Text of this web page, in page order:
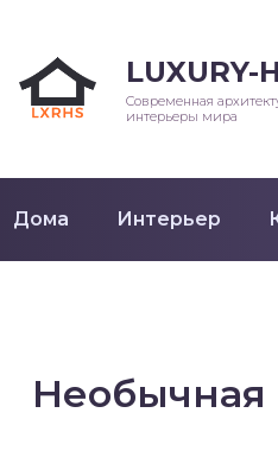
LUXURY-
Современная
интерьеры мира
Дома Интерьер
Необычная